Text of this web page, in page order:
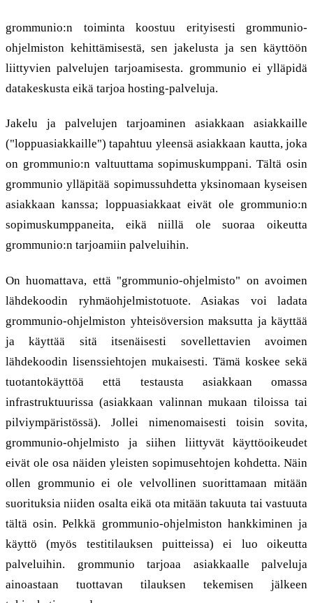
grommunio:n toiminta koostuu erityisesti grommunio-
ohjelmiston kehittämisestä, sen jakelusta ja sen käyttöön
liittyvien palvelujen tarjoamisesta. grommunio ei ylläpidä
datakeskusta eikä tarjoa hosting-palveluja.
Jakelu ja palvelujen tarjoaminen asiakkaan asiakkaille
("loppuasiakkaille") tapahtuu yleensä asiakkaan kautta, joka
on grommunio:n valtuuttama sopimuskumppani. Tältä osin
grommunio ylläpitää sopimussuhdetta yksinomaan kyseisen
asiakkaan kanssa; loppuasiakkaat eivät ole grommunio:n
sopimuskumppaneita, eikä niillä ole suoraa oikeutta
grommunio:n tarjoamiin palveluihin.
On huomattava, että "grommunio-ohjelmisto" on avoimen
lähdekoodin ryhmäohjelmistotuote. Asiakas voi ladata
grommunio-ohjelmiston yhteisöversion maksutta ja käyttää
ja käyttää sitä itsenäisesti sovellettavien avoimen
lähdekoodin lisenssiehtojen mukaisesti. Tämä koskee sekä
tuotantokäyttöä että testausta asiakkaan omassa
infrastruktuurissa (asiakkaan valinnan mukaan tiloissa tai
pilviympäristössä). Jollei nimenomaisesti toisin sovita,
grommunio-ohjelmisto ja siihen liittyvät käyttöoikeudet
eivät ole osa näiden yleisten sopimusehtojen kohdetta. Näin
ollen grommunio ei ole velvollinen suorittamaan mitään
suorituksia niiden osalta eikä ota mitään takuuta tai vastuuta
tältä osin. Pelkkä grommunio-ohjelmiston hankkiminen ja
käyttö (myös testitilauksen puitteissa) ei luo oikeutta
palveluihin. grommunio tarjoaa asiakkaalle palveluja
ainoastaan tuottavan tilauksen tekemisen jälkeen